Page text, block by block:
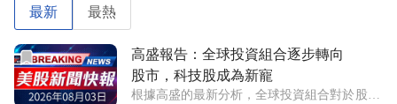
最新 最熱
前往高盛報告：全球投資組合逐步轉向股市，科技股成為新
高盛報告：全球投資組合逐步轉向
股市，科技股成為新寵
根據高盛的最新分析，全球投資組合對於股票